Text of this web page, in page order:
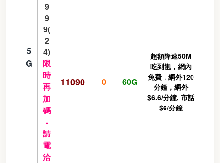
5
G
9
9
9(
2
4)
限
時
再
加
碼
-
請
電
洽
11090 0 60G
超額降速50M
吃到飽，網內
免費，網外120
分鐘，網外
$6.6/分鐘, 市話
$6/分鐘